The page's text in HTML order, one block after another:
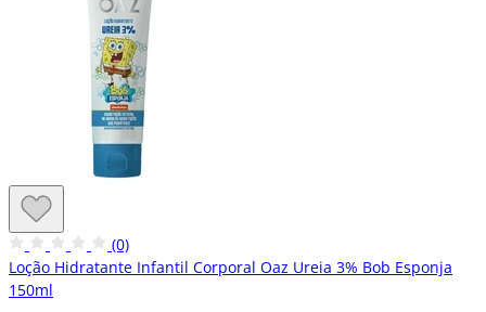
(0)
Loção Hidratante Infantil Corporal Oaz Ureia 3% Bob Esponja
150ml